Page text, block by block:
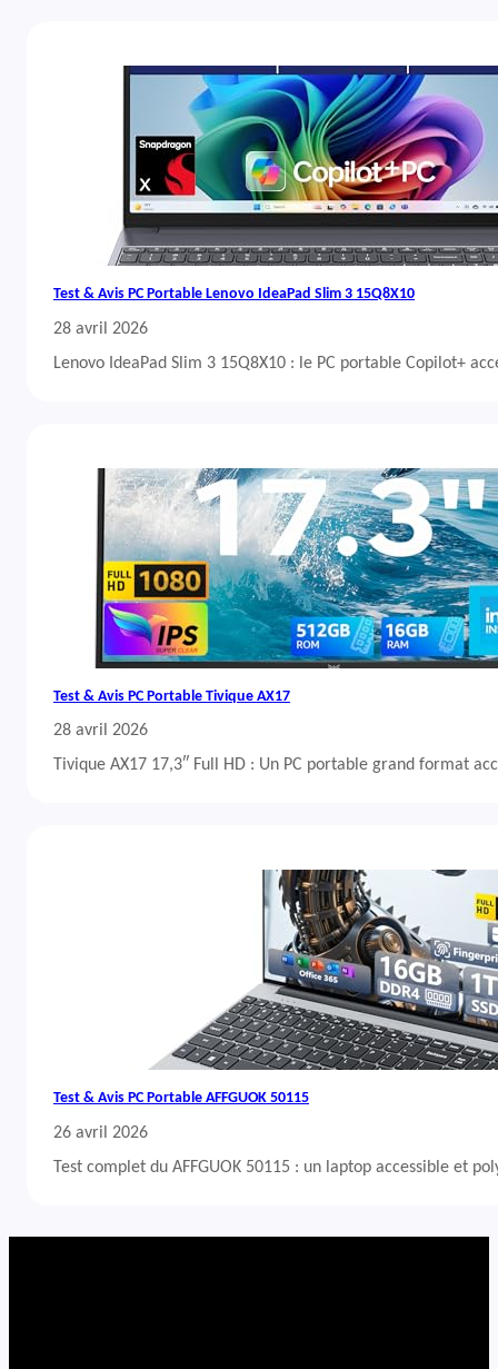
Test & Avis PC Portable Lenovo IdeaPad Slim 3 15Q8X10
28 avril 2026
Lenovo IdeaPad Slim 3 15Q8X10 : le PC portable Copilot+
Test & Avis PC Portable Tivique AX17
28 avril 2026
Tivique AX17 17,3″ Full HD : Un PC portable grand format
Test & Avis PC Portable AFFGUOK 50115
26 avril 2026
Test complet du AFFGUOK 50115 : un laptop accessible